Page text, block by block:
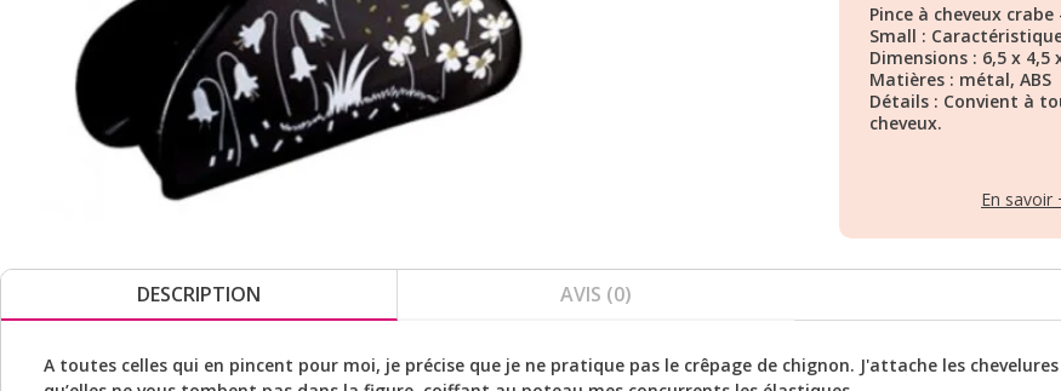
Pince à cheveux crabe
Small :
Dimensions : 6,5 x 4,5
Matières : métal, ABS
Détails : Convient à
cheveux.
En savoir
DESCRIPTION AVIS (0)
A toutes celles qui en pincent pour moi, je précise que je ne pratique pas le crêpage de chignon. J'attache les